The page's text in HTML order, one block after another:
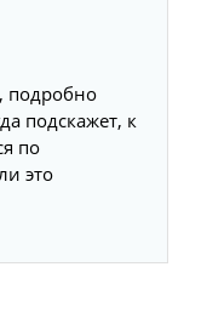
подробно
подскажет, к
по
это